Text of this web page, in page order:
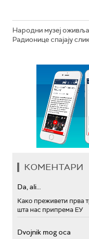
Народни музеј
Радионице спајају
КОМЕНТАРИ
Da, ali...
Како преживети прва
шта нас припрема ЕУ
Dvojnik mog oca